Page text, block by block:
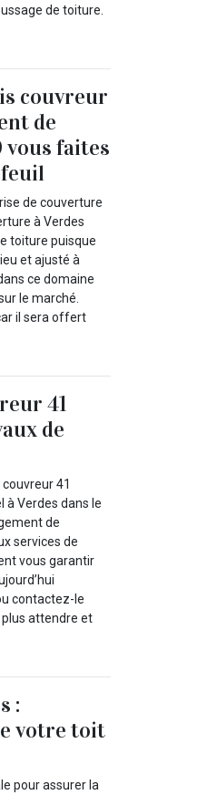
de toiture.
couvreur
de
vous faites
de couverture
à Verdes
toiture puisque
et ajusté à
ce domaine
le marché.
il sera offert
41
de
41
Verdes dans le
de
services de
vous garantir
contactez-le
attendre et
:
votre toit
pour assurer la